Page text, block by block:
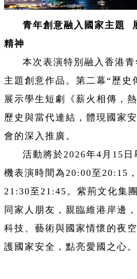
青年創意融入國家主題
精神
本次表演特別融入香港
主題創意作品。第二幕“歷史
展示學生短劇《薪火相傳，
歷史與當代連結，體現國家
會的深入推廣。
活動將於2026年4月15日
機表演時間為20:00至20:15
21:30至21:45。紫荊文化集
同家人朋友，親臨維港岸邊
科技、藝術與國家情懷的夜
護國家安全，點亮愛國之